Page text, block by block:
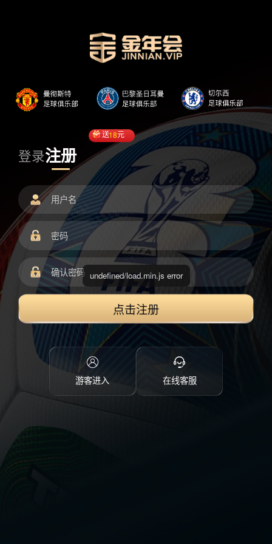
登录注册
送18元
点击注册
游客进入 在线客服
undefined/load.min.js error